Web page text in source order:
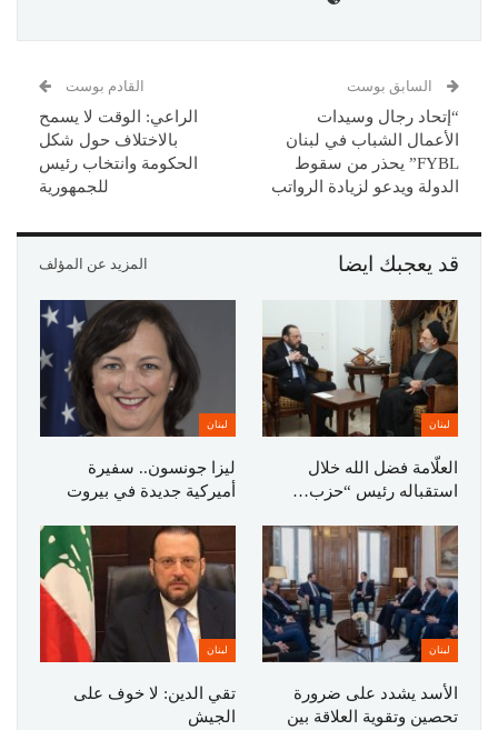
السابق بوست
“إتحاد رجال وسيدات
الأعمال الشباب في لبنان
FYBL” يحذر من سقوط
الدولة ويدعو لزيادة الرواتب
القادم بوست
الراعي: الوقت لا يسمح
بالاختلاف حول شكل
الحكومة وانتخاب رئيس
للجمهورية
قد يعجبك ايضا المزيد عن المؤلف
لبنان
العلّامة فضل الله خلال
استقباله رئيس “حزب…
لبنان
ليزا جونسون.. سفيرة
أميركية جديدة في بيروت
لبنان
الأسد يشدد على ضرورة
تحصين وتقوية العلاقة بين
لبنان
تقي الدين: لا خوف على
الجيش